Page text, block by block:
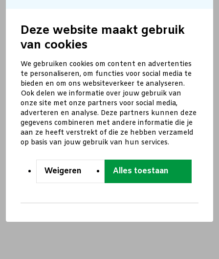
Deze website maakt gebruik
van cookies
We gebruiken cookies om content en advertenties
te personaliseren, om functies voor social media te
bieden en om ons websiteverkeer te analyseren.
Ook delen we informatie over jouw gebruik van
onze site met onze partners voor social media,
adverteren en analyse. Deze partners kunnen deze
gegevens combineren met andere informatie die je
aan ze heeft verstrekt of die ze hebben verzameld
op basis van jouw gebruik van hun services.
Weigeren Alles toestaan